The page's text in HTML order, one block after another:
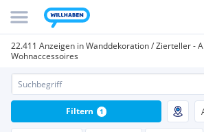
22.411 Anzeigen in Wanddekoration / Zierteller -
Wohnaccessoires
Filtern 1